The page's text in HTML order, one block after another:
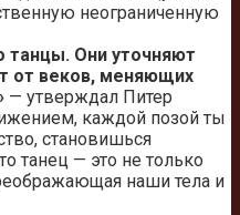
неограниченную
танцы. Они уточняют
от веков, меняющих
— утверждал Питер
каждой позой ты
становишься
танец — это не только
наши тела и